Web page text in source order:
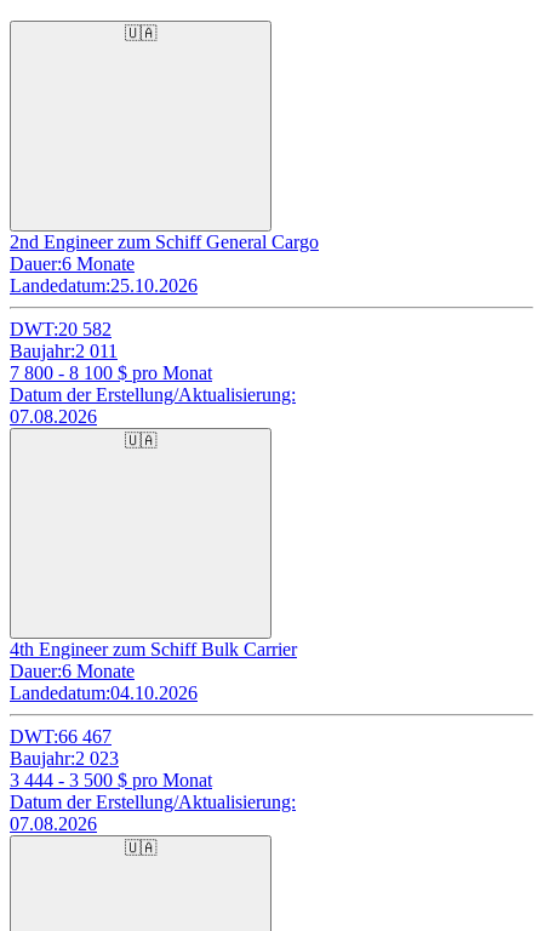
🇺🇦
2nd Engineer zum Schiff General Cargo
Dauer:6 Monate
Landedatum:25.10.2026
DWT:20 582
Baujahr:2 011
7 800 - 8 100 $ pro Monat
Datum der Erstellung/Aktualisierung:
07.08.2026
🇺🇦
4th Engineer zum Schiff Bulk Carrier
Dauer:6 Monate
Landedatum:04.10.2026
DWT:66 467
Baujahr:2 023
3 444 - 3 500 $ pro Monat
Datum der Erstellung/Aktualisierung:
07.08.2026
🇺🇦